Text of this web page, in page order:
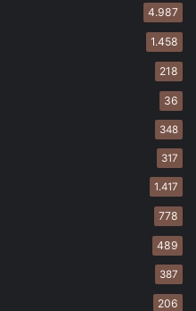
4.987
1.458
218
36
348
317
1.417
778
489
387
206